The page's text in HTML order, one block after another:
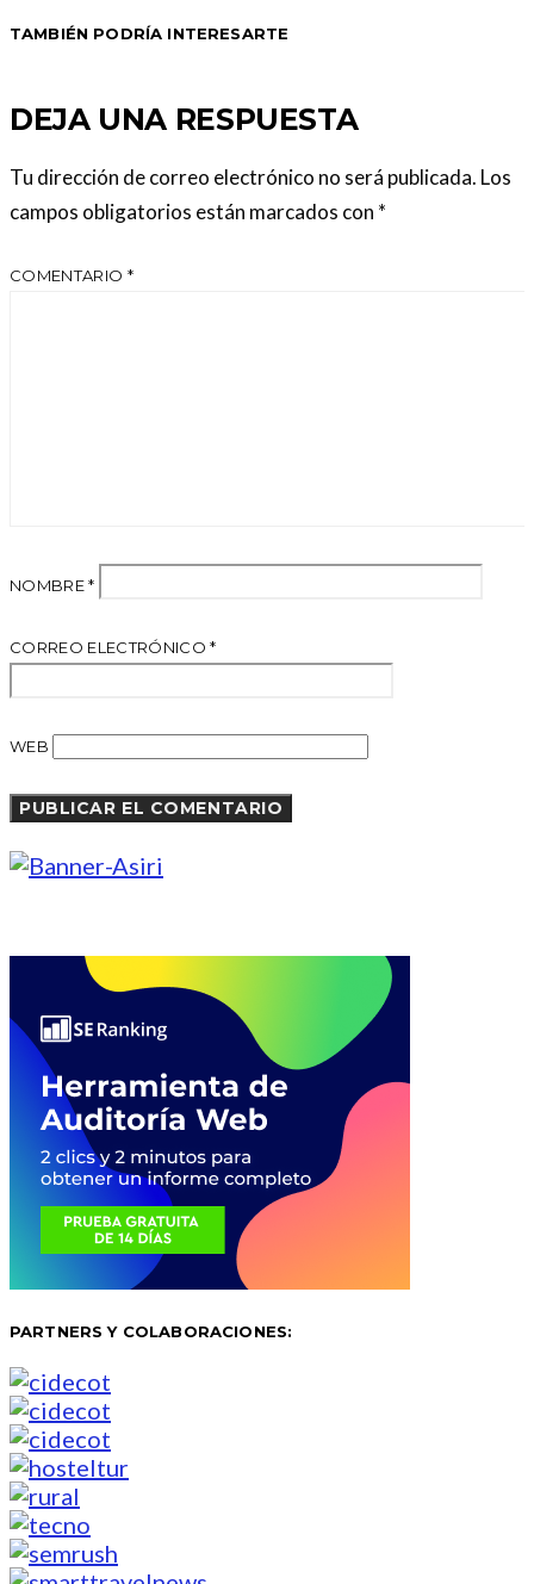
TAMBIÉN PODRÍA INTERESARTE
DEJA UNA RESPUESTA
Tu dirección de correo electrónico no será publicada. Los
campos obligatorios están marcados con *
COMENTARIO *
NOMBRE*
CORREO ELECTRÓNICO*
WEB
PARTNERS Y COLABORACIONES: